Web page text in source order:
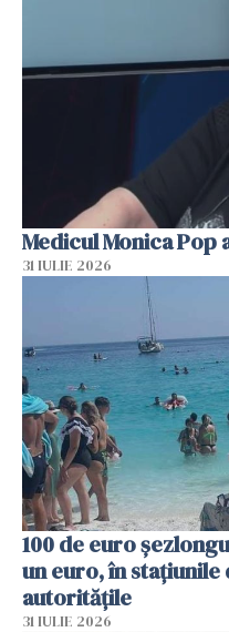
Medicul Monica Pop
31 IULIE 2026
100 de euro
un euro, în stațiunile
autoritățile
31 IULIE 2026